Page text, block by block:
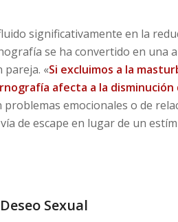
significativamente en la
se ha convertido en una
pareja. «Si excluimos a la
afecta a la disminución
emocionales o de
de escape en lugar de un
Sexual